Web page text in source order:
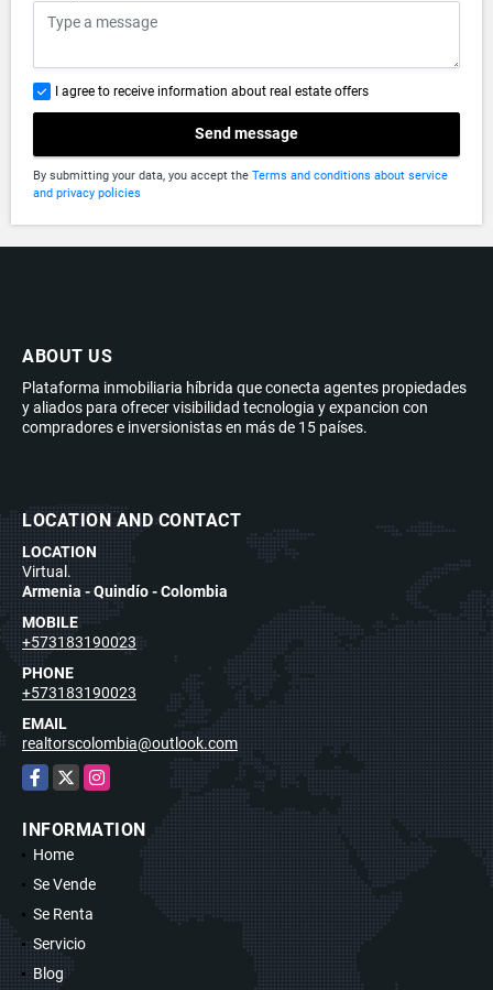
I agree to receive information about real estate offers
Send message
By submitting your data, you accept the Terms and conditions about service
and privacy policies
ABOUT US
Plataforma inmobiliaria híbrida que conecta agentes propiedades
y aliados para ofrecer visibilidad tecnologia y expancion con
compradores e inversionistas en más de 15 países.
LOCATION AND CONTACT
LOCATION
Virtual.
Armenia - Quindío - Colombia
MOBILE
+573183190023
PHONE
+573183190023
EMAIL
realtorscolombia@outlook.com
Facebook
X Instagram
INFORMATION
Home
Se Vende
Se Renta
Servicio
Blog